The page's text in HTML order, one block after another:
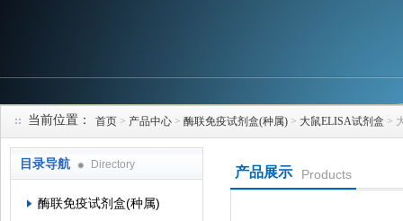
当前位置： 首页 > 产品中心 > 酶联免疫试剂盒(种属) > 大鼠ELISA试剂盒 >
目录导航 Directory
酶联免疫试剂盒(种属)
产品展示 Products